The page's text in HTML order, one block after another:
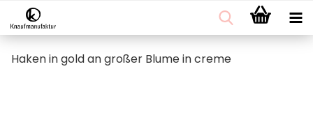
Haken in gold an großer Blume in creme